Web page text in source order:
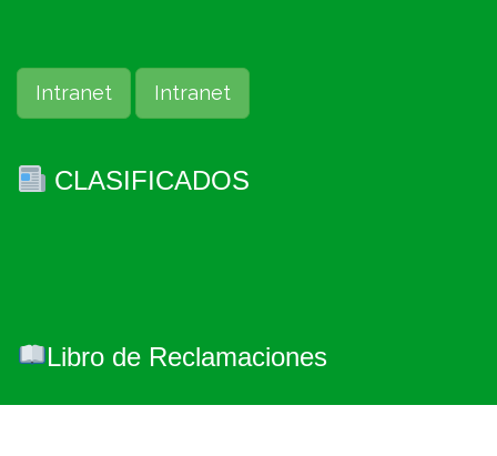
Intranet Intranet
CLASIFICADOS
Libro de Reclamaciones